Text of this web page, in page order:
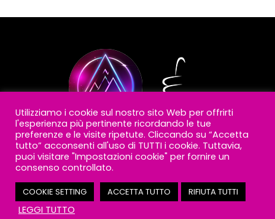
2020 © Space Running Asd -
Utilizziamo i cookie sul nostro sito Web per offrirti
l'esperienza più pertinente ricordando le tue
preferenze e le visite ripetute. Cliccando su “Accetta
tutto” acconsenti all'uso di TUTTI i cookie. Tuttavia,
puoi visitare "Impostazioni cookie" per fornire un
consenso controllato.
COOKIE SETTING ACCETTA TUTTO RIFIUTA TUTTI
LEGGI TUTTO